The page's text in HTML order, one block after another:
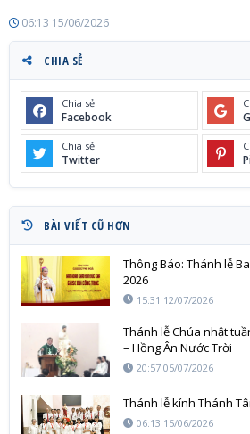
06:13 15/06/2026
CHIA SẺ
Chia sẻ
Facebook
Chia sẻ
Twitter
BÀI VIẾT CŨ HƠN
Thông Báo: Thánh lễ
2026
15:31 12/07/2026
Thánh lễ Chúa nhật
– Hồng Ân Nước Trời
20:57 05/07/2026
Thánh lễ kính Thánh
06:13 15/06/2026